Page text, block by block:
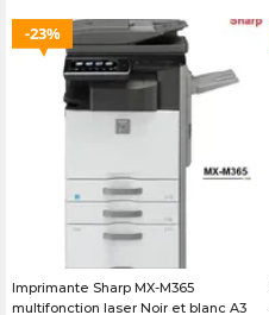
23%
Imprimante Sharp MX-M365
multifonction laser Noir et blanc A3